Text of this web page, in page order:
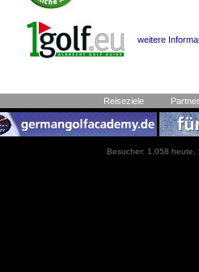
weitere
Reiseziele Partner
Besucher: 1.058 heute,